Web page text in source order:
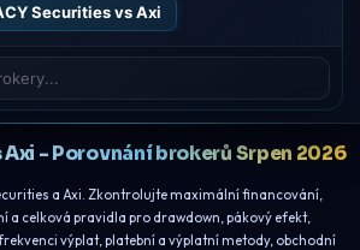
Securities vs Axi
Axi - Porovnání brokerů Srpen 2026
a Axi. Zkontrolujte maximální financování,
a celková pravidla pro drawdown, pákový efekt,
výplat, platební a výplatní metody, obchodní